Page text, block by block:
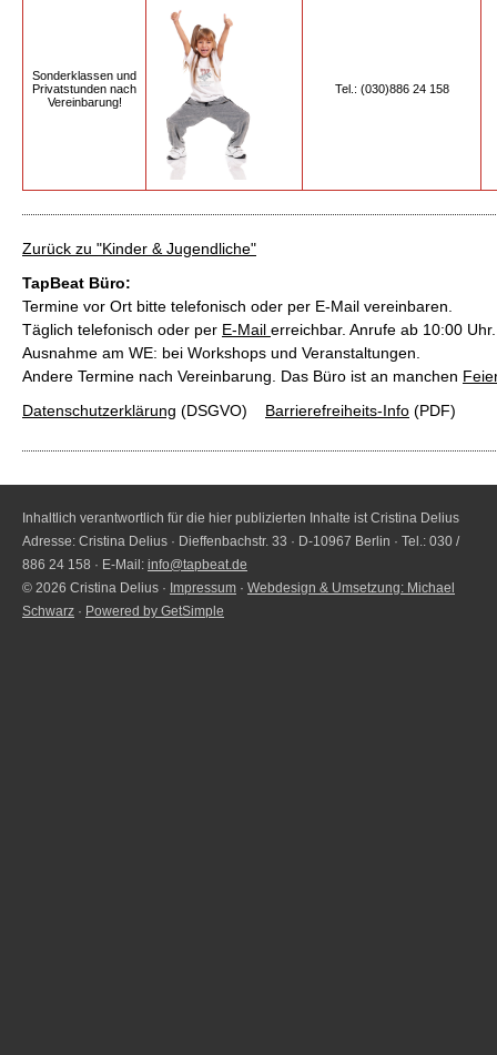
Sonderklassen und
Privatstunden nach
Vereinbarung!
Tel.: (030)886 24 158
Zurück zu "Kinder & Jugendliche"
TapBeat Büro:
Termine vor Ort bitte telefonisch oder per E-Mail vereinbaren.
Täglich telefonisch oder per E-Mail erreichbar. Anrufe ab 10:00 Uhr.
Ausnahme am WE: bei Workshops und Veranstaltungen.
Andere Termine nach Vereinbarung. Das Büro ist an manchen
Datenschutzerklärung (DSGVO) Barrierefreiheits-Info (PDF)
Inhaltlich verantwortlich für die hier publizierten Inhalte ist Cristina Delius
Adresse: Cristina Delius · Dieffenbachstr. 33 · D-10967 Berlin · Tel.: 030 /
886 24 158 · E-Mail: info@tapbeat.de
© 2026 Cristina Delius · Impressum · Webdesign & Umsetzung: Michael
Schwarz · Powered by GetSimple